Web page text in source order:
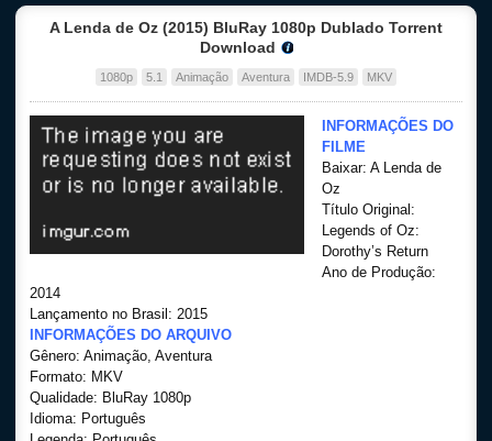
Top Séries
Filmes
A Lenda de Oz (2015) BluRay 1080p Dublado Torrent
Download
1080p 5.1 Animação Aventura IMDB-5.9 MKV
INFORMAÇÕES DO
FILME
Baixar: A Lenda de
Oz
Título Original:
Legends of Oz:
Dorothy’s Return
Ano de Produção:
2014
Lançamento no Brasil: 2015
INFORMAÇÕES DO ARQUIVO
Gênero: Animação, Aventura
Formato: MKV
Qualidade: BluRay 1080p
Idioma: Português